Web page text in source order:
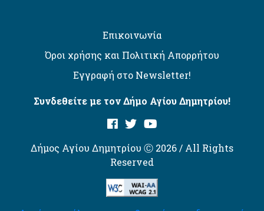
Επικοινωνία
Όροι χρήσης και Πολιτική Απορρήτου
Εγγραφή στο Newsletter!
Συνδεθείτε με τον Δήμο Αγίου Δημητρίου!
Δήμος Αγίου Δημητρίου Ⓒ 2026 / All Rights
Reserved